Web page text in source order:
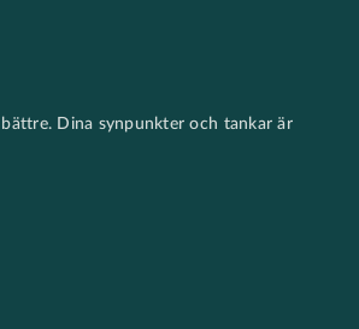
Dina synpunkter och tankar är